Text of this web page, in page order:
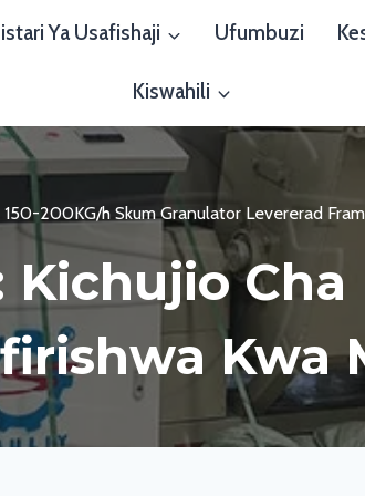
Ya Usafishaji Ufumbuzi
Kiswahili
200KG/h Skum Granulator Levererad
Cha
Kwa